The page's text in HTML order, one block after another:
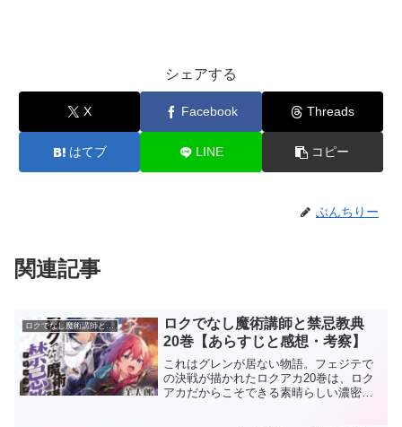
シェアする
X Facebook Threads
はてブ LINE コピー
ぶんちりー
関連記事
ロクでなし魔術講師と禁忌教典
ロクでなし魔術講師と禁忌教典
20巻【あらすじと感想・考察】
これはグレンが居ない物語。フェジテで
の決戦が描かれたロクアカ20巻は、ロク
アカだからこそできる素晴らしい濃密な